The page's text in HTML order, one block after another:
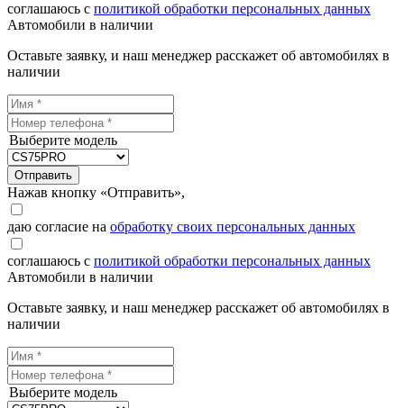
соглашаюсь с политикой обработки персональных данных
Автомобили в наличии
Оставьте заявку, и наш менеджер расскажет об автомобилях в
наличии
Выберите модель
Отправить
Нажав кнопку «Отправить»,
даю согласие на обработку своих персональных данных
соглашаюсь с политикой обработки персональных данных
Автомобили в наличии
Оставьте заявку, и наш менеджер расскажет об автомобилях в
наличии
Выберите модель